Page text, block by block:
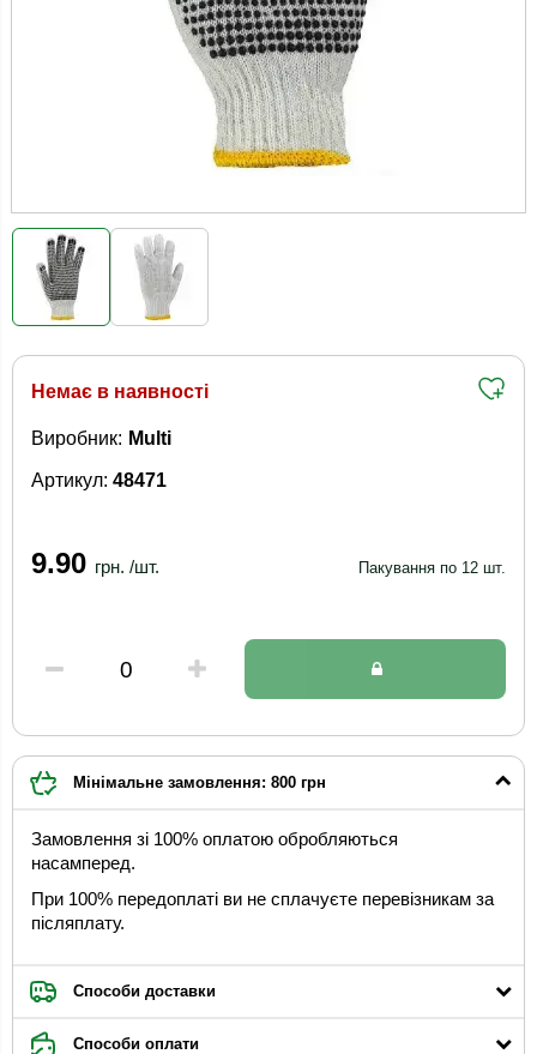
Немає в наявності
Артикул: 48471
Виробник: Multi
9.90 грн. /шт. Пакування по 12 шт.
Мінімальне замовлення: 800 грн
Замовлення зі 100% оплатою обробляються
насамперед.
При 100% передоплаті ви не сплачуєте перевізникам за
післяплату.
Способи доставки
Способи оплати